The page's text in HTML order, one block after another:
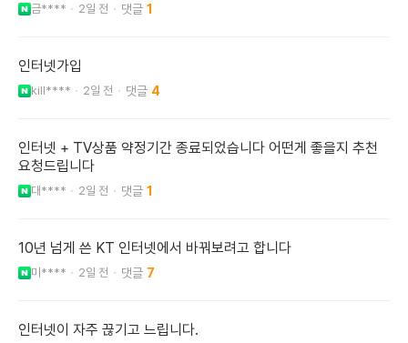
금**** 2일 전 1
인터넷가입
kill**** 2일 전 4
인터넷 + TV상품 약정기간 종료되었습니다 어떤게 좋을지 추천
요청드립니다
대**** 2일 전 1
10년 넘게 쓴 KT 인터넷에서 바꿔보려고 합니다
미**** 2일 전 7
인터넷이 자주 끊기고 느립니다.